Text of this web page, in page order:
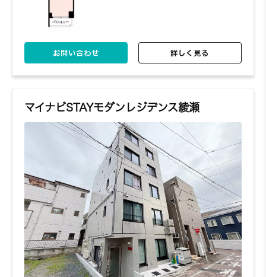
お問い合わせ 詳しく見る
マイナビSTAYモダンレジデンス綾瀬